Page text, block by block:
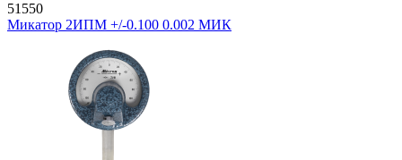
51550
Микатор 2ИПМ +/-0.100 0.002 МИК